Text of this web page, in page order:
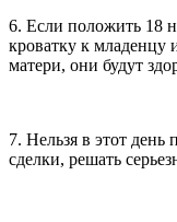
6. Если положить 18
кроватку к младенцу
матери, они будут
7. Нельзя в этот
сделки, решать